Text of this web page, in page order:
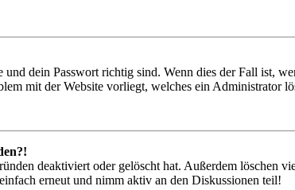
dein Passwort richtig sind. Wenn dies der Fall ist,
mit der Website vorliegt, welches ein Administrator
deaktiviert oder gelöscht hat. Außerdem löschen
erneut und nimm aktiv an den Diskussionen teil!